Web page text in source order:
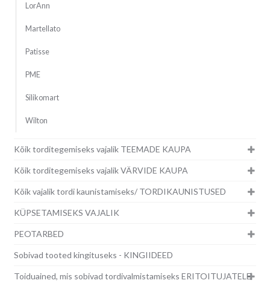
LorAnn
Martellato
Patisse
PME
Silikomart
Wilton
Kõik torditegemiseks vajalik TEEMADE KAUPA
Kõik torditegemiseks vajalik VÄRVIDE KAUPA
Kõik vajalik tordi kaunistamiseks/ TORDIKAUNISTUSED
KÜPSETAMISEKS VAJALIK
PEOTARBED
Sobivad tooted kingituseks - KINGIIDEED
Toiduained, mis sobivad tordivalmistamiseks ERITOITUJATELE